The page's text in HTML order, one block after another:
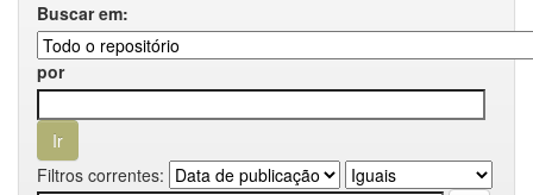
Buscar em:
por
Filtros correntes: